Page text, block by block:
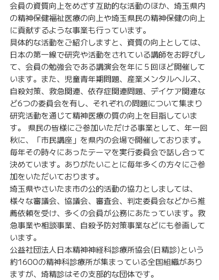
会員の資質向上をめざす互助的な活動のほか、埼玉県内
の精神保健福祉医療の向上や埼玉県民の精神保健の向上
に貢献するような事業も行っています。
具体的な活動をご紹介しますと、資質の向上としては、
日本の第一線で研究や活動をされている講師をお呼びし
て、会員の勉強会である講演会を年に５回ほど開催して
います。また、児童青年期問題、産業メンタルヘルス、
自殺対策、救急関連、依存症関連問題、デイケア関連な
ど6つの委員会を有し、それぞれの問題について集まり
研究活動を通じて精神医療の質の向上を目指していま
す。 県民の皆様にご参加いただける事業として、年一回
秋に、「市民講座」を県内の会場で開催しております。
毎年その時々にあったテーマを実行委員会で話し合って
決めています。ありがたいことに毎年多くの方々にご参
加をいただいております。
埼玉県やさいたま市の公的活動の協力としましては、
様々な審議会、協議会、審査会、判定委員会などから推
薦依頼を受け、多くの会員が公務にあたっています。救
急事業や相談事業、自殺予防対策事業などにも参画して
います。
公益社団法人日本精神神経科診療所協会(日精診)という
約1600の精神科診療所が集まっている全国組織があり
ますが、埼精診はその支部的な団体です。